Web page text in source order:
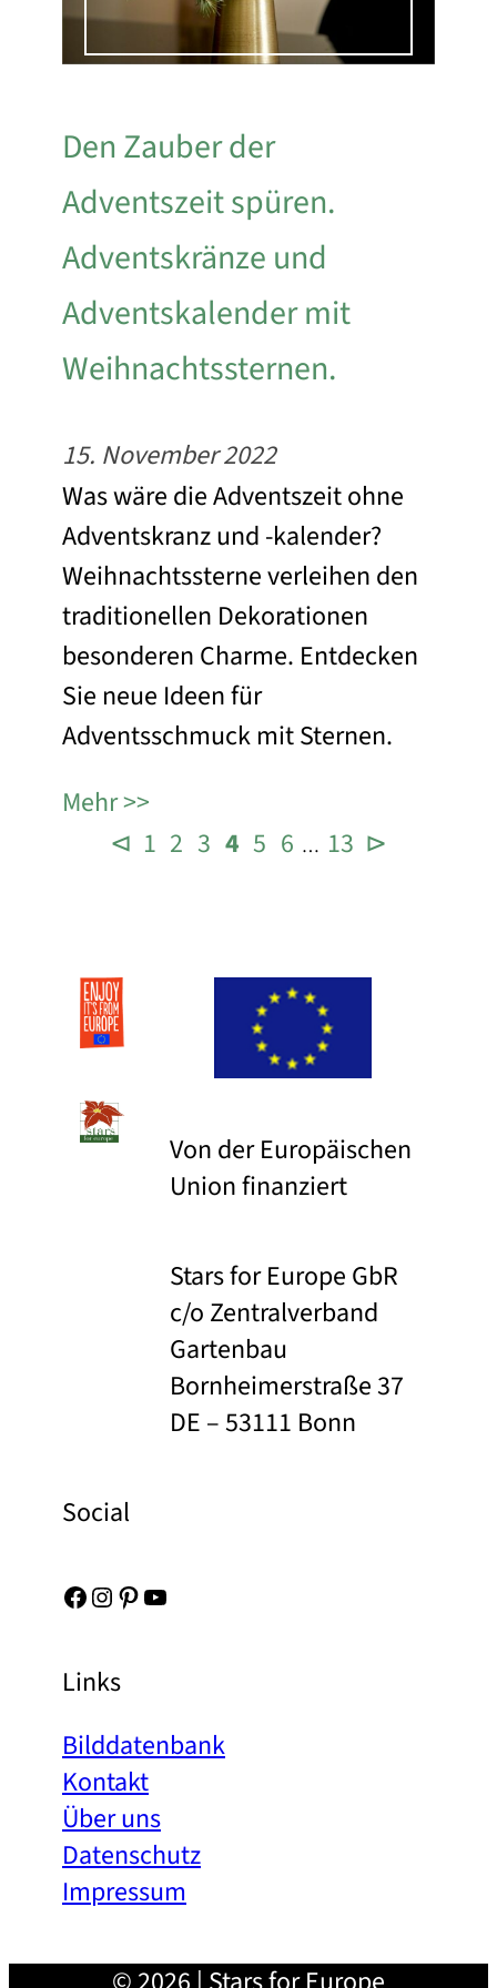
Den Zauber der
Adventszeit spüren.
Adventskränze und
Adventskalender mit
Weihnachtssternen.
15. November 2022
Was wäre die Adventszeit ohne
Adventskranz und -kalender?
Weihnachtssterne verleihen den
traditionellen Dekorationen
besonderen Charme. Entdecken
Sie neue Ideen für
Adventsschmuck mit Sternen.
Mehr
⊲ 1 2 3 4 5 6 … 13 ⊳
Von der Europäischen
Union finanziert
Stars for Europe GbR
c/o Zentralverband
Gartenbau
Bornheimerstraße 37
DE – 53111 Bonn
Social
Facebook Instagram Pinterest YouTube
Links
Bilddatenbank
Kontakt
Über uns
Datenschutz
Impressum